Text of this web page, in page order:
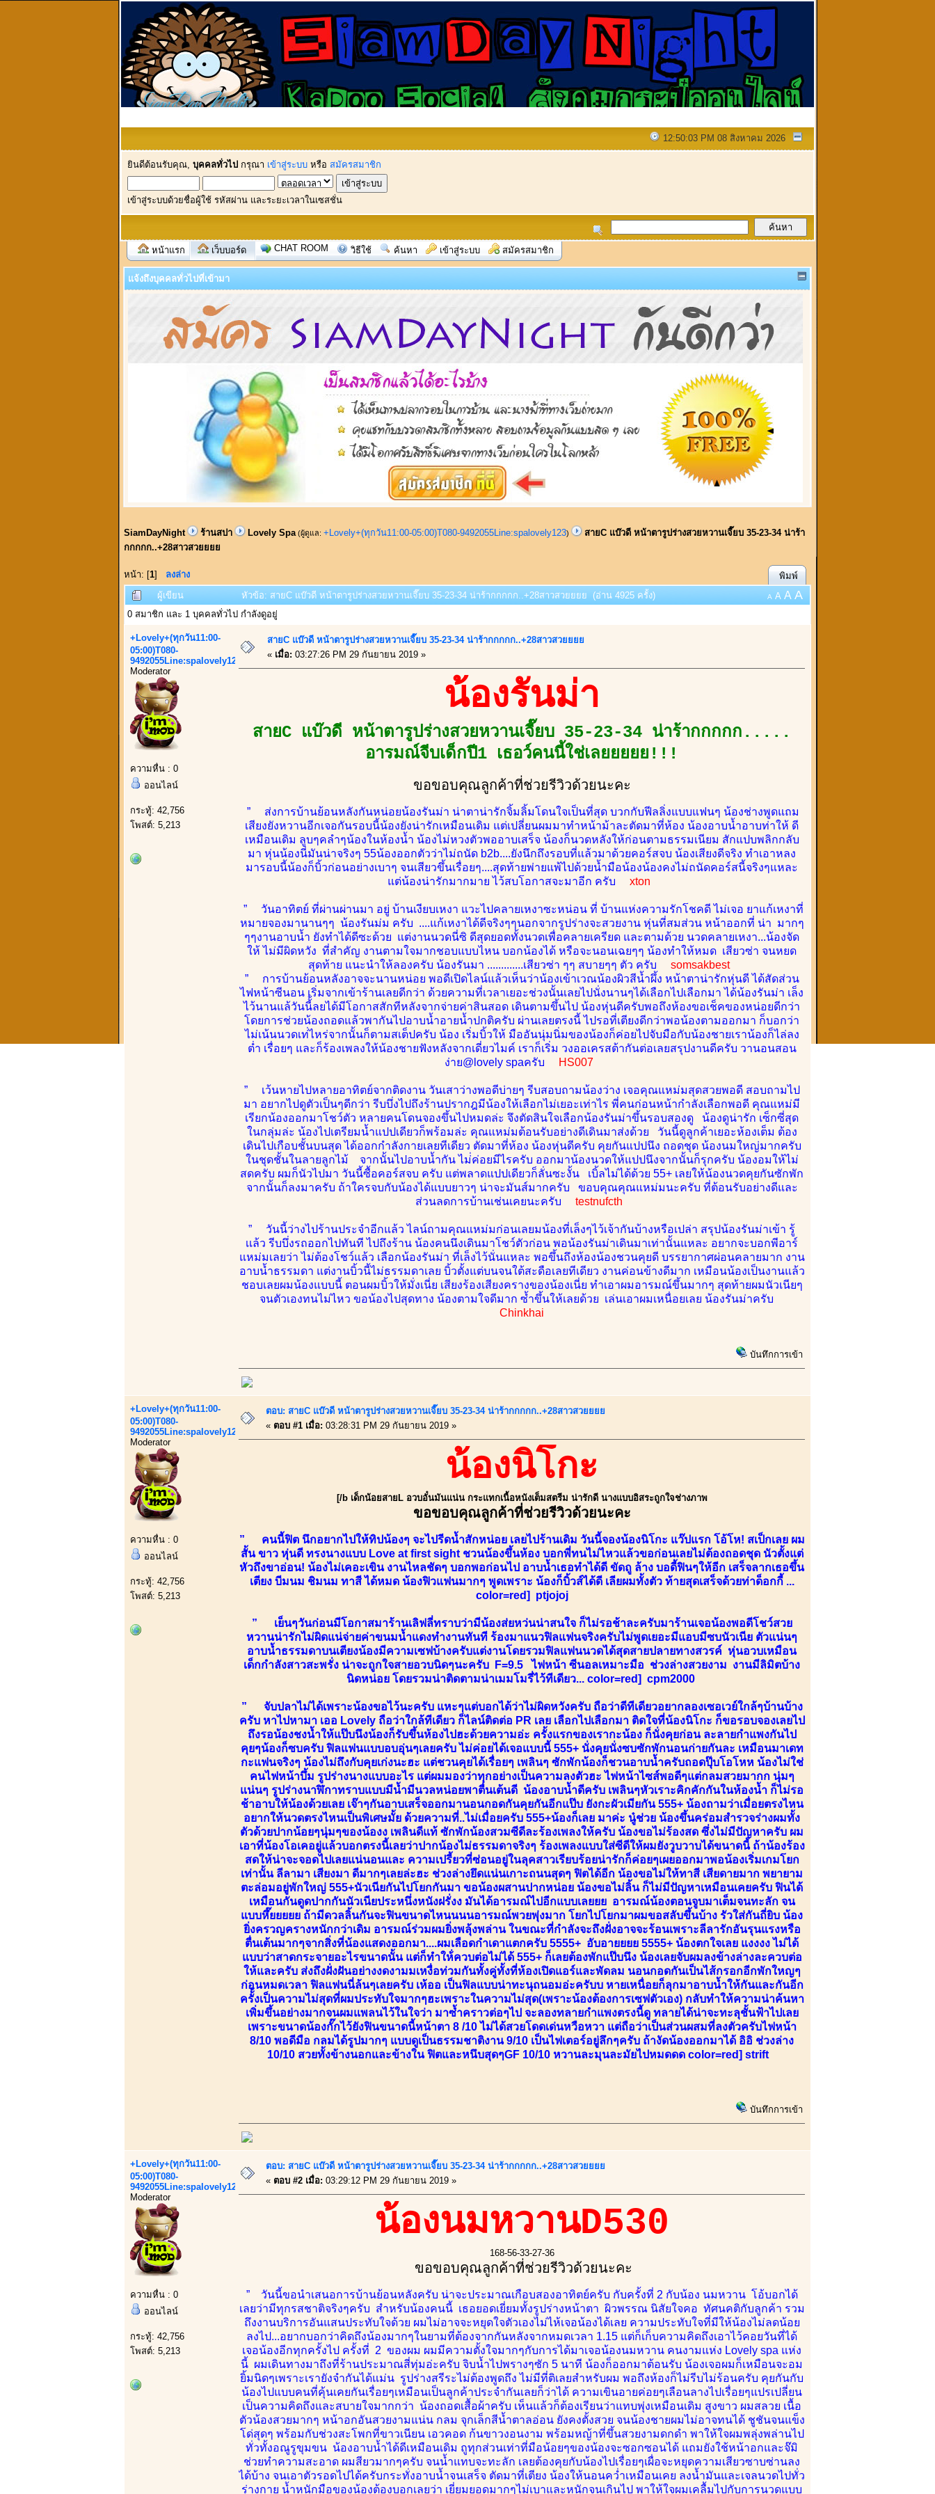
12:50:03 PM 08 สิงหาคม 2026
ยินดีต้อนรับคุณ, บุคคลทั่วไป กรุณา เข้าสู่ระบบ หรือ สมัครสมาชิก
เข้าสู่ระบบด้วยชื่อผู้ใช้ รหัสผ่าน และระยะเวลาในเซสชั่น
หน้าแรก เว็บบอร์ด CHAT ROOM วิธีใช้ ค้นหา เข้าสู่ระบบ สมัครสมาชิก
แจ้งถึงบุคคลทั่วไปที่เข้ามา
SiamDayNight ร้านสปา Lovely Spa (ผู้ดูแล: +Lovely+(ทุกวัน11:00-05:00)T080-9492055Line:spalovely123)
สายC แบ๊วดี หน้าตารูปร่างสวยหวานเจี๊ยบ 35-23-34 น่าร้า
กกกกก..+28สาวสวยยยย
หน้า: [1] ลงล่าง
พิมพ์
ผู้เขียน
หัวข้อ: สายC แบ๊วดี หน้าตารูปร่างสวยหวานเจี๊ยบ 35-23-34 น่าร้ากกกกก..+28สาวสวยยยย (อ่าน 4925 ครั้ง) A A A A
0 สมาชิก และ 1 บุคคลทั่วไป กำลังดูอยู่
+Lovely+(ทุกวัน11:00-
05:00)T080-
9492055Line:spalovely123
Moderator
ความหื่น : 0
ออนไลน์
กระทู้: 42,756
โพสต์: 5,213
สายC แบ๊วดี หน้าตารูปร่างสวยหวานเจี๊ยบ 35-23-34 น่าร้ากกกกก..+28สาวสวยยยย
« เมื่อ: 03:27:26 PM 29 กันยายน 2019 »
น้องรันม่า
สายC แบ๊วดี หน้าตารูปร่างสวยหวานเจี๊ยบ 35-23-34 น่าร้ากกกกก.....
อารมณ์จีบเด็กปี1 เธอว์คนนี้ใช่เลยยยยย!!!
ขอขอบคุณลูกค้าที่ช่วยรีวิวด้วยนะคะ
” ส่งการบ้านย้อนหลังกันหน่อยน้องรันม่า น่าตาน่ารักจิ้มลิ้มโดนใจเป็นที่สุด บวกกับฟีลลิ่งแบบแฟนๆ น้องช่างพูดแถม
เสียงยังหวานอีกเจอกันรอบนี้น้องยังน่ารักเหมือนเดิม แต่เปลี่ยนผมมาทำหน้าม้าละตัดมาที่ห้อง น้องอาบน้ำอาบท่าให้ ดี
เหมือนเดิม ลูบๆคลำๆน้องในห้องน้ำ น้องไม่หวงตัวพออาบเสร็จ น้องก็นวดหลังให้ก่อนตามธรรมเนียม สักแปบพลิกกลับ
มา หุ่นน้องนี่มันน่าจริงๆ 55น้องออกตัวว่าไม่ถนัด b2b....ยังนึกถึงรอบที่แล้วมาด้วยคอร์สจบ น้องเสียงดีจริง ทำเอาหลง
มารอบนี้น้องก็บิ้วก่อนอย่างเบาๆ จนเสียวขึ้นเรื่อยๆ....สุดท้ายพ่ายแพ้ไปด้วยน้ำมือน้องน้องคงไม่ถนัดคอร์สนี้จริงๆแหละ
แต่น้องน่ารักมากมาย ไว้สบโอกาสจะมาอีก ครับ
xton
” วันอาทิตย์ ที่ผ่านผ่านมา อยู่ บ้านเงียบเหงา แวะไปคลายเหงาซะหน่อน ที่ บ้านแห่งความรักโชคดี ไม่เจอ ยาแก้เหงาที่
หมายจองมานานๆๆ น้องรันม่ม ครับ ....แก้เหงาได้ดีจริงๆๆนอกจากรูปร่างจะสวยงาน หุ่นที่สมส่วน หน้าออกที่ น่า มากๆ
ๆๆงานอาบน้ำ ยังทำได้ดีซะด้วย แต่งานนวดนี่ซิ ดีสุดยอดทั้งนวดเพื่อคลายเครียด และตามด้วย นวดคลายเหงา...น้องจัด
ให้ ไม่มีผิดหวัง ที่สำคัญ งานตามใจมากชอบแบบไหน บอกน้องได้ หรือจะนอนเฉยๆๆ น้องทำให้หมด เสียวซ่า จนหยด
สุดท้าย แนะนำให้ลองครับ น้องรันมา .............เสียวซ่า ๆๆ สบายๆๆ ตัว ครับ
somsakbest
” การบ้านย้อนหลังอาจจะนานหน่อย พอดีเปิดไลน์แล้วเห็นว่าน้องเข้าเวณน้องผิวสีน้ำผึ้ง หน้าตาน่ารักหุ่นดี ได้สัดส่วน
ไฟหน้าซีนอน เริ่มจากเข้าร้านเลยดีกว่า ด้วยความที่เวลาเยอะช่วงนั้นเลยไปนั่งนานๆได้เลือกไปเลือกมา ได้น้องรันม่า เล็ง
ไว้นานแล้วันนี้้ลยได้มีโอกาสสักทีหลังจากจ่ายค่าสินสอด เดินตามขึ้นไป น้องหุ่นดีครับพอถึงห้องขอเช็คของหน่อยดีกว่า
โดยการช่วยน้องถอดแล้วพากันไปอาบน้ำอายน้ำปกติครับ ผ่านเลยตรงนี้ ไปรอที่เตียงดีกว่าพอน้องตามออกมา ก็บอกว่า
ไม่เน้นนวดเท่่ไหร่จากนั้นก็ตามสเต็ปครับ น้อง เริ่มบิ้วให้ มืออันนุ่มนิ่มของน้องก็ค่อยไปจับมือกับน้องชายเราน้องก็ไล่ลง
ต่ำ เรื่อยๆ และก็ร้องเพลงให้น้องชายฟังหลังจากเดี่ยวไมค์ เราก็เริ่ม วงออเครสต้ากันต่อเลยสรุปงานดีครับ วานอนสอน
ง่าย@lovely spaครับ
HS007
” เว้นหายไปหลายอาทิตย์จากติดงาน วันเสาว่างพอดีบ่ายๆ รีบสอบถามน้องว่าง เจอคุณแหม่มสุดสวยพอดี สอบถามไป
มา อยากไปดูตัวเป็นๆดีกว่า รีบบึ่งไปถึงร้านปรากฎมีน้องให้เลือกไม่เยอะเท่าไร พี่คนก่อนหน้ากำลังเลือกพอดี คุณแหม่มี
เรียกน้องออกมาโชว์ตัว หลายคนโดนจองขึ้นไปหมดล่ะ จึงตัดสินใจเลือกน้องรันม่าขึ้นรอบสองดู น้องดูน่ารัก เซ็กซี่สุด
ในกลุ่มล่ะ น้องไปเตรียมน้ำแปปเดียวก็พร้อมล่ะ คุณแหม่มต้อนรับอย่างดีเดินมาส่งด้วย วันนี้ดูลูกค้าเยอะห้องเต็ม ต้อง
เดินไปเกือบชั้นบนสุด ได้ออกกำลังกายเลยทีเดียว ตัดมาที่ห้อง น้องหุ่นดีครับ คุยกันแปปนึง ถอดชุด น้องนมใหญ่มากครับ
ในชุดชั้นในลายลูกไม้ จากนั้นไปอาบน้ำกัน ไม่่ค่อยมีไรครับ ออกมาน้องนวดให้แปปนึงจากนั้นก็รุกครับ น้องอมให้ไม่
สดครับ ผมก็นัวไปมา วันนี้ซื้อคอร์สจบ ครับ แต่พลาดแปปเดียวก็ลั่นซะงั้น เบิ้ลไม่ได้ด้วย 55+ เลยให้น้องนวดคุยกันซักพัก
จากนั้นก็ลงมาครับ ถ้าใครจบกับน้องได้แบบยาวๆ น่าจะมันส์มากครับ ขอบคุณคุณแหม่มนะครับ ที่ต้อนรับอย่างดีและ
ส่วนลดการบ้านเช่นเคยนะครับ
testnufcth
” วันนี้ว่างไปร้านประจำอีกแล้ว ไลน์ถามคุณแหม่มก่อนเลยมน้องที่เล็งๆไว้เจ้ากันบ้างหรือเปล่า สรุปน้องรันม่าเข้า รู้
เเล้ว รีบบึ่งรถออกไปทันที ไปถึงร้าน น้องคนนึงเดินมาโชว์ตัวก่อน พอน้องรันม่าเดินมาเท่านั้นแหละ อยากจะบอกพีอาร์
แหม่มเลยว่า ไม่ต้องโชว์แล้ว เลือกน้องรันม่า ที่เล็งไว้นั่นแหละ พอขึ้นถึงห้องน้องชวนคุยดี บรรยากาศผ่อนคลายมาก งาน
อาบน้ำธรรมดา แต่งานบิ้วนี้ไม่ธรรมดาเลย บิ้วตั้งแต่บนจนใต้สะดือเลยทีเดียว งานค่อนข้างดีมาก เหมือนน้องเป็นงานแล้ว
ชอบเลยผมน้องแบบนี้ ตอนผมบิ้วให้มั่งเนี่ย เสียงร้องเสียงครางของน้องเนี่ย ทำเอาผมอารมณ์ขึ้นมากๆ สุดท้ายผมนัวเนียๆ
จนตัวเองทนไม่ไหว ขอน้องไปสุดทาง น้องตามใจดีมาก ซ้ำขึ้นให้เลยด้วย เล่นเอาผมเหนื่อยเลย น้องรันม่าครับ
Chinkhai
บันทึกการเข้า
+Lovely+(ทุกวัน11:00-
05:00)T080-
9492055Line:spalovely123
Moderator
ความหื่น : 0
ออนไลน์
กระทู้: 42,756
โพสต์: 5,213
ตอบ: สายC แบ๊วดี หน้าตารูปร่างสวยหวานเจี๊ยบ 35-23-34 น่าร้ากกกกก..+28สาวสวยยยย
« ตอบ #1 เมื่อ: 03:28:31 PM 29 กันยายน 2019 »
น้องนิโกะ
[/b เด็กน้อยสายL อวบอั๋นมันแน่น กระแทกเนื้อหนังเต็มสตรีม น่ารักดี นางแบบอิสระถูกใจช่างภาพ
ขอขอบคุณลูกค้าที่ช่วยรีวิวด้วยนะคะ
” คนนี้ฟิต นึกอยากไปให้ทิปน้องๆ จะไปรีดน้ำสักหน่อย เลยไปร้านเดิม วันนี้จองน้องนิโกะ แว๊ปแรก โอ้โห! สเป็กเลย ผม
สั้น ขาว หุ่นดี ทรงนางแบบ Love at first sight ชวนน้องขึ้นห้อง บอกพี่ทนไม่ไหวแล้วขอก่อนเลยไม่ต้องถอดชุด นัวตั้งแต่
หัวถึงขาอ่อน! น้องไม่เคอะเขิน งานไหลชัดๆ บอกพอก่อนไป อาบน้ำเธอทำได้ดี ขัดถู ล้าง บอดี้ฟินๆให้อีก เสร็จลากเธอขึ้น
เตียง บีมนม ชิมนม ทาสี ได้หมด น้องฟิวแฟนมากๆ พูดเพราะ น้องก็บิ้วส์ได้ดี เลียผมทั้งตัว ท้ายสุดเสร็จด้วยท่าด็อกกี้ ...
color=red] ptjojoj
” เย็นๆวันก่อนมีโอกาสมาร้านเลิฟลี่ทราบว่ามีน้องส่ยหว่นน่าสนใจ ก็ไม่รอช้าละครับมาร้านเจอน้องพอดีโชว์สวย
หวานน่ารักไม่ผิดแน่จ่ายค่าขนมน้ำแดงทำงานทันที ร้องมาแนวฟิลแฟนจริงครับไม่พูดเยอะมีแอบมีซบนัวเนีย ตัวแน่นๆ
อาบน้ำธรรมดาบนเตียงน้องมีความเซฟบ้างครับแต่งานโดยรวมฟิลแฟนนวดได้สุดสายปลายทางสวรค์ หุ่นอวบเหมือน
เด็กกำลังสาวสะพรั่ง น่าจะถูกใจสายอวบนิดๆนะครับ F=9.5 ไฟหน้า ซีนอลเหมาะมือ ช่วงล่างสวยงาม งานมีลิมิตบ้าง
นิดหน่อย โดยรวมน่าติดตามน่าเมมโมรี่ไว้ทีเดียว... color=red] cpm2000
” จับปลาไม่ได้เพราะน้องขอไว้นะครับ แหะๆแต่บอกได้ว่าไม่ผิดหวังครับ ถือว่าดีทีเดียวอยากลองเซอเวย์ใกล้ๆบ้านบ้าง
ครับ หาไปหามา เออ Lovely ถือว่าใกล้ทีเดียว ก็ไลน์ติดต่อ PR เลย เลือกไปเลือกมา ติดใจที่น้องนิโกะ ก็ขอรอบจองเลยไป
ถึงรอน้องชงน้ำให้แป๊บนึงน้องก็รับขึ้นห้องไปฮะด้วยความอ่ะ ครั้งแรกของเรากะน้อง ก็นั่งคุยก่อน ละลายกำแพงกันไป
คุยๆน้องก็ซบครับ ฟิลแฟนแบบอบอุ่นๆเลยครับ ไม่ค่อยได้เจอแบบนี้ 555+ นั่งคุยนั่งซบซักพักนอนก่ายกันละ เหมือนมาเดท
กะแฟนจริงๆ น้องไม่ถึงกับคุยเก่งนะฮะ แต่ชวนคุยได้เรื่อยๆ เพลินๆ ซักพักน้องก็ชวนอาบน้ำครับถอดปุ๊บโอโหห น้องไม่ใช่
คนไฟหน้าบึ้ม รูปร่างนางแบบอะไร แต่ผมมองว่าทุกอย่างเป็นความลงตัวฮะ ไฟหน้าไซส์พอดีๆแต่กลมสวยมากก นุ่มๆ
แน่นๆ รูปร่างนาฬิกาทราบแบบมีน้ำมีนวลหน่อยพาตื่นเต้นดี น้องอาบน้ำดีครับ เพลินๆหัวเราะคิกคักกันในห้องน้ำ ก็ไม่รอ
ช้าอาบให้น้องด้วยเลย เจ๊าๆกันอาบเสร็จออกมานอนกอดกันคุยกันอีกแป๊บ ยังกะผัวเมียกัน 555+ น้องถามว่าเมื่อยตรงไหน
อยากให้นวดตรงไหนเป็นพิเศษมั้ย ด้วยความที่..ไม่เมื่อยครับ 555+น้องก็เลย มาค่ะ นู๋ช่วย น้องขึ้นคร่อมสำรวจร่างผมทั้ง
ตัวด้วยปากน้อยๆนุ่มๆของน้องง เพลินดีแท้ ซักพักน้องสวมซีดีละร้องเพลงให้ครับ น้องขอไม่ร้องสด ซึ่งไม่มีปัญหาครับ ผม
เอาที่น้องโอเคอยู่แล้วบอกตรงนี้เลยว่าปากน้องไม่ธรรมดาจริงๆ ร้องเพลงแบบใส่ซีดีให้ผมยังวูบวาบได้ขนาดนี้ ถ้าน้องร้อง
สดให้น่าจะจอดไปเลยแน่นอนและ ความเปรี้ยวที่ซ่อนอยู่ในลุคสาวเรียบร้อยน่ารักก็ค่อยๆเผยออกมาพอน้องเริ่มเกมโยก
เท่านั้น ลีลามา เสียงมา ดีมากๆเลยล่ะฮะ ช่วงล่างยึดแน่นเกาะถนนสุดๆ ฟิตได้อีก น้องขอไม่ให้ทาสี เสียดายมาก พยายาม
ตะล่อมอยู่พักใหญ่ 555+นัวเนียกันไปโยกกันมา ขอน้องผสานปากหน่อย น้องขอไม่ลิ้น ก็ไม่มีปัญหาเหมือนเคยครับ ฟินได้
เหมือนกันดูดปากกันนัวเนียประหนึ่งหนังฝรั่งง มันได้อารมณ์ไปอีกแบบเลยยย อารมณ์น้องตอนจูบมาเต็มจนทะลัก จน
แบบหึ๊ยยยยย ถ้ามีดวลลิ้นกันจะฟินขนาดไหนนนนอารมณ์พวยพุ่งมาก โยกไปโยกมาผมขอสลับขึ้นบ้าง รัวใส่กันถี่ยิบ น้อง
ยิ่งครวญครางหนักกว่าเดิม อารมณ์ร่วมผมยิ่งพลุ้งพล่าน ในขณะที่กำลังจะถึงฝั่งอาจจะร้อนเพราะลีลารักอันรุนแรงหรือ
ตื่นเต้นมากๆจากสิ่งที่น้องแสดงออกมา....ผมเลือดกำเดาแตกครับ 5555+ อับอายยยย 5555+ น้องตกใจเลย แงงงง ไม่ได้
แบบว่าสาดกระจายอะไรขนาดนั้น แต่ก็ทำให้่ควบต่อไม่ได้ 555+ ก็เลยต้องพักแป๊บนึง น้องเลยจับผมลงข้างล่างละควบต่อ
ให้และครับ ส่งถึงฝั่งฝันอย่างงดงามมเหงื่อท่วมกันทั้งคู่ทั้งที่ห้องเปิดแอร์และพัดลม นอนกอดกันเป็นไส้กรอกอีกพักใหญๆ
ก่อนหมดเวลา ฟิลแฟนนี่ล้นๆเลยครับ เห้ออ เป็นฟิลแบบน่าทะนุถนอมอ่ะครับบ หายเหนื่อยก็ลุกมาอาบน้ำให้กันและกันอีก
ครั้้งเป็นความไม่สุดที่ผมประทับใจมากๆฮะเพราะในความไม่สุด(เพราะน้องต้องการเซฟตัวเอง) กลับทำให้ความน่าค้นหา
เพิ่มขึ้นอย่างมากจนผมแพลนไว้ในใจว่า มาซ้ำคราวต่อๆไป จะลองทลายกำแพงตรงนี้ดู ทลายได้น่าจะทะลุชั้นฟ้าไปเลย
เพราะขนาดน้องกั๊กไว้ยังฟินขนาดนี้หน้าตา 8 /10 ไม่ได้สวยโดดเด่นหวือหวา แต่ถือว่าเป็นส่วนผสมที่ลงตัวครับไฟหน้า
8/10 พอดีมือ กลมได้รูปมากๆ แบบดูเป็นธรรมชาติงาน 9/10 เป็นไฟเตอร์อยู่ลึกๆครับ ถ้างัดน้องออกมาได้ อิอิ ช่วงล่าง
10/10 สวยทั้งข้างนอกและข้างใน ฟิตและหนึบสุดๆGF 10/10 หวานละมุนละมัยไปหมดดด color=red] strift
บันทึกการเข้า
+Lovely+(ทุกวัน11:00-
05:00)T080-
9492055Line:spalovely123
Moderator
ความหื่น : 0
ออนไลน์
กระทู้: 42,756
โพสต์: 5,213
ตอบ: สายC แบ๊วดี หน้าตารูปร่างสวยหวานเจี๊ยบ 35-23-34 น่าร้ากกกกก..+28สาวสวยยยย
« ตอบ #2 เมื่อ: 03:29:12 PM 29 กันยายน 2019 »
น้องนมหวานD530
168-56-33-27-36
ขอขอบคุณลูกค้าที่ช่วยรีวิวด้วยนะคะ
” วันนี้ขอนำเสนอการบ้านย้อนหลังครับ น่าจะประมาณเกือบสองอาทิตย์ครับ กับครั้งที่ 2 กับน้อง นมหวาน โอ้บอกได้
เลยว่ามีทุกรสชาติจริงๆครับ สำหรับน้องคนนี้ เธอยอดเยี่ยมทั้งรูปร่างหน้าตา ผิวพรรณ นิสัยใจคอ ทัศนคติกับลูกค้า รวม
ถึงงานบริการอันแสนประทับใจด้วย ผมไม่อาจจะหยุดใจตัวเองไม่ไห้เจอน้องได้เลย ความประทับใจที่มีให้น้องไม่ลดน้อย
ลงไป...อยากบอกว่าคิดถึงน้องมากๆในยามที่ต้องจากกันหลังจากหมดเวลา 1.15 แต่ก็เก็บความคิดถึงเอาไว้คอยวันที่ได้
เจอน้องอีกทุกครั้งไป ครั้งที่ 2 ของผม ผมมีความตั้งใจมากๆกับการได้มาเจอน้องนมหวาน คนงามแห่ง Lovely spa แห่ง
นี้ ผมเดินทางมาถึงที่ร้านประมาณสี่ทุ่มอ่ะครับ จิบน้ำไปพรางๆซัก 5 นาที น้องก็ออกมาต้อนรับ น้องเจอผมก็เหมือนจะอม
ยิ้มนิดๆเพราะเรายังจำกันได้แม่น รูปร่างสรีระไม่ต้องพูดถึง ไม่มีที่ติเลยสำหรับผม พอถึงห้องก็ไม่รีบไม่ร้อนครับ คุยกันกับ
น้องไปแบบคนที่คุ้นเคยกันเรื่อยๆเหมือนเป็นลูกค้าประจำกันเลยก็ว่าได้ ความเขินอายค่อยๆเลือนลางไปเรื่อยๆแปรเปลี่ยน
เป็นความคิดถึงและสบายใจมากกว่า น้องถอดเสื้อผ้าครับ เห็นแล้วก็ต้องเรียนว่าแทบพุ่งเหมือนเดิม สูงขาว ผมสลวย เนื้อ
ตัวน้องสวยมากๆ หน้าอกอันสวยงามแน่น กลม จุกเล็กสีน้ำตาลอ่อน ยังคงตั้งสวย จนน้องชายผมไม่อาจทนได้ ชูชันจนแข็ง
โด่สุดๆ พร้อมกับช่วงสะโพกที่ขาวเนียน เอวคอด ก้นขาวงอนงาม พร้อมหญ้าที่ขึ้นสวยงามดกดำ พาให้ใจผมพลุ่งพล่านไป
ทั่วทั้งอณูรูขุมขน น้องอาบน้ำได้ดีเหมือนเดิม ถูทุกส่วนเท่าที่มือน้อยๆของน้องจะซอกซอนได้ แถมยังใช้หน้าอกและจ๊มิ
ช่วยทำความสะอาด ผมสียวมากๆครับ จนน้ำแทบจะทะลัก เลยต้องคุยกับน้องไปเรื่อยๆเผื่อจะหยุดความเสียวซาบซ่านลง
ได้บ้าง จนเอาตัวรอดไปได้ครับกระทั่งอาบน้ำจนเสร็จ ตัดมาที่เตียง น้องให้นอนคว่ำเหมือนเคย ลงน้ำมันและเจลนวดไปทั่ว
ร่างกาย น้ำหนักมือของน้องต้องบอกเลยว่า เยี่ยมยอดมากๆไม่เบาและหนักจนเกินไป พาให้ใจผมเคลื้มไปกับการนวดแบบ